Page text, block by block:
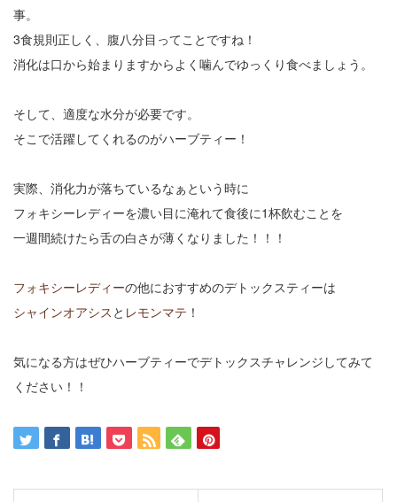
事。
3食規則正しく、腹八分目ってことですね！
消化は口から始まりますからよく噛んでゆっくり食べましょう。
そして、適度な水分が必要です。
そこで活躍してくれるのがハーブティー！
実際、消化力が落ちているなぁという時に
フォキシーレディーを濃い目に淹れて食後に1杯飲むことを
一週間続けたら舌の白さが薄くなりました！！！
フォキシーレディーの他におすすめのデトックスティーは
シャインオアシス と レモンマテ ！
気になる方はぜひハーブティーでデトックスチャレンジしてみて
ください！！